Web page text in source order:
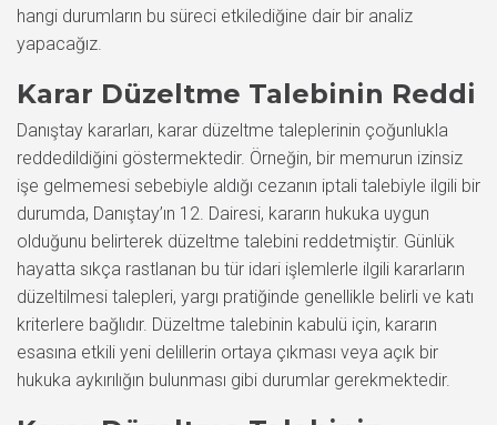
hangi durumların bu süreci etkilediğine dair bir analiz
yapacağız.
Karar Düzeltme Talebinin Reddi
Danıştay kararları, karar düzeltme taleplerinin çoğunlukla
reddedildiğini göstermektedir. Örneğin, bir memurun izinsiz
işe gelmemesi sebebiyle aldığı cezanın iptali talebiyle ilgili bir
durumda, Danıştay’ın 12. Dairesi, kararın hukuka uygun
olduğunu belirterek düzeltme talebini reddetmiştir. Günlük
hayatta sıkça rastlanan bu tür idari işlemlerle ilgili kararların
düzeltilmesi talepleri, yargı pratiğinde genellikle belirli ve katı
kriterlere bağlıdır. Düzeltme talebinin kabulü için, kararın
esasına etkili yeni delillerin ortaya çıkması veya açık bir
hukuka aykırılığın bulunması gibi durumlar gerekmektedir.